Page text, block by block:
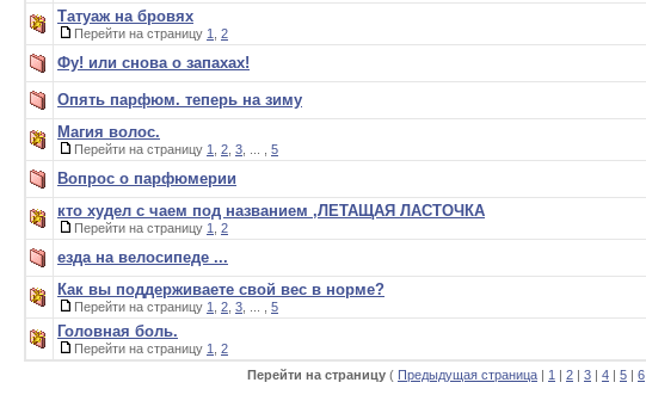
Татуаж на бровях
Перейти на страницу 1 2
Фу! или снова о запахах!
Опять парфюм. теперь на зиму
Магия волос.
Перейти на страницу 1 2 3 5
Вопрос о парфюмерии
кто худел с чаем под названием ,ЛЕТАЩАЯ ЛАСТОЧКА
Перейти на страницу 1 2
езда на велосипеде ...
Как вы поддерживаете свой вес в норме?
Перейти на страницу 1 2 3 5
Головная боль.
Перейти на страницу 1 2
Перейти на страницу ( Предыдущая страница | 1 | 2 | 3 | 4 | 5 | 6